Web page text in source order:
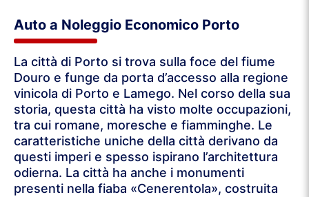
Auto a Noleggio Economico Porto
La città di Porto si trova sulla foce del fiume
Douro e funge da porta d’accesso alla regione
vinicola di Porto e Lamego. Nel corso della sua
storia, questa città ha visto molte occupazioni,
tra cui romane, moresche e fiamminghe. Le
caratteristiche uniche della città derivano da
questi imperi e spesso ispirano l’architettura
odierna. La città ha anche i monumenti
presenti nella fiaba «Cenerentola», costruita